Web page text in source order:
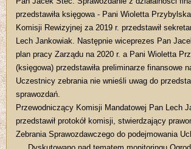
przedstawiła księgowa - Pani Wioletta
Komisji Rewizyjnej za 2019 r. przedstawił
Lech Jankowiak. Następnie wiceprezes Pan
plan pracy Zarządu na 2020 r. a Pani Wioletta
(księgowa) przedstawiła preliminarze finansowe
Uczestnicy zebrania nie wnieśli uwag do
sprawozdań.
Przewodniczący Komisji Mandatowej Pan Lech
przedstawił protokół komisji, stwierdzający
Zebrania Sprawozdawczego do podejmowania